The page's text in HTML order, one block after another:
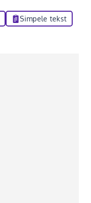
Simpele tekst